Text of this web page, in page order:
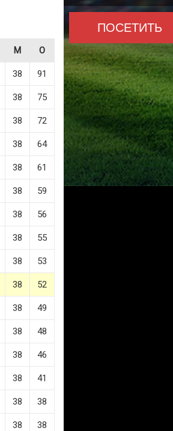
ПОСЕТИТЬ
М О
38 91
38 75
38 72
38 64
38 61
38 59
38 56
38 55
38 53
38 52
38 49
38 48
38 46
38 41
38 38
38 38